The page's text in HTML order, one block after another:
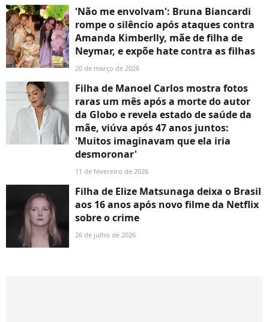
'Não me envolvam': Bruna Biancardi
rompe o silêncio após ataques contra
Amanda Kimberlly, mãe de filha de
Neymar, e expõe hate contra as filhas
20 de março de 2026
Filha de Manoel Carlos mostra fotos
raras um mês após a morte do autor
da Globo e revela estado de saúde da
mãe, viúva após 47 anos juntos:
'Muitos imaginavam que ela iria
desmoronar'
11 de fevereiro de 2026
Filha de Elize Matsunaga deixa o Brasil
aos 16 anos após novo filme da Netflix
sobre o crime
26 de julho de 2026